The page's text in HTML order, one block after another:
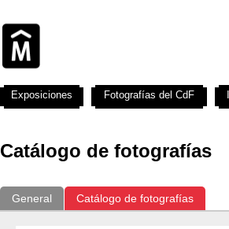
Catálogo de fotografías
General Catálogo de fotografías
Exposiciones Fotografías del CdF